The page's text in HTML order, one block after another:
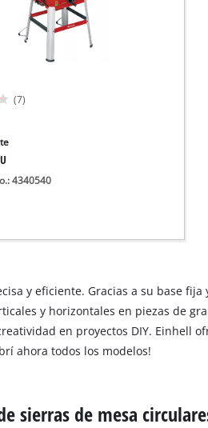
(7)
4340540
y eficiente. Gracias a su base
y horizontales en piezas de
en proyectos DIY. Einhell
ahora todos los modelos!
sierras de mesa